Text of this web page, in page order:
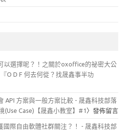
以選擇呢？！之關於oxoffice的祕密大公
O D F 何去何從？找晟鑫事半功
API 方案與一般方案比較 - 晟鑫科技部落
(Use Case)【晟鑫小教室】#1 〉發佈留言
國際自由軟體社群關注？！ - 晟鑫科技部